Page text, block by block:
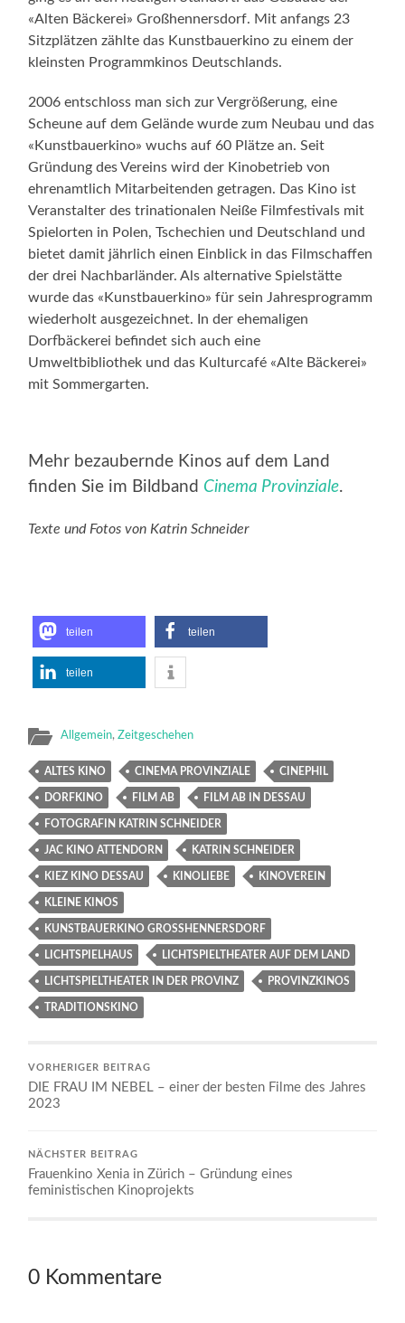
«Alten Bäckerei» Großhennersdorf. Mit anfangs 23
Sitzplätzen zählte das Kunstbauerkino zu einem der
kleinsten Programmkinos Deutschlands.
2006 entschloss man sich zur Vergrößerung, eine
Scheune auf dem Gelände wurde zum Neubau und das
«Kunstbauerkino» wuchs auf 60 Plätze an. Seit
Gründung des Vereins wird der Kinobetrieb von
ehrenamtlich Mitarbeitenden getragen. Das Kino ist
Veranstalter des trinationalen Neiße Filmfestivals mit
Spielorten in Polen, Tschechien und Deutschland und
bietet damit jährlich einen Einblick in das Filmschaffen
der drei Nachbarländer. Als alternative Spielstätte
wurde das «Kunstbauerkino» für sein Jahresprogramm
wiederholt ausgezeichnet. In der ehemaligen
Dorfbäckerei befindet sich auch eine
Umweltbibliothek und das Kulturcafé «Alte Bäckerei»
mit Sommergarten.
Mehr bezaubernde Kinos auf dem Land
finden Sie im Bildband Cinema Provinziale.
Texte und Fotos von Katrin Schneider
teilen teilen
teilen
Allgemein,Zeitgeschehen
ALTES KINO CINEMA PROVINZIALE CINEPHIL
DORFKINO FILM AB FILM AB IN DESSAU
FOTOGRAFIN KATRIN SCHNEIDER
JAC KINO ATTENDORN KATRIN SCHNEIDER
KIEZ KINO DESSAU KINOLIEBE KINOVEREIN
KLEINE KINOS
KUNSTBAUERKINO GROSSHENNERSDORF
LICHTSPIELHAUS LICHTSPIELTHEATER AUF DEM LAND
LICHTSPIELTHEATER IN DER PROVINZ PROVINZKINOS
TRADITIONSKINO
VORHERIGER BEITRAG
DIE FRAU IM NEBEL – einer der besten Filme des Jahres
2023
NÄCHSTER BEITRAG
Frauenkino Xenia in Zürich – Gründung eines
feministischen Kinoprojekts
0 Kommentare